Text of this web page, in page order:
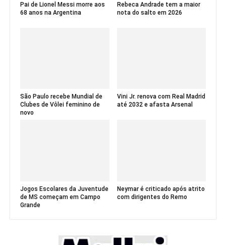
Pai de Lionel Messi morre aos
68 anos na Argentina
Rebeca Andrade tem a maior
nota do salto em 2026
São Paulo recebe Mundial de
Clubes de Vôlei feminino de
novo
Vini Jr. renova com Real Madrid
até 2032 e afasta Arsenal
Jogos Escolares da Juventude
de MS começam em Campo
Grande
Neymar é criticado após atrito
com dirigentes do Remo